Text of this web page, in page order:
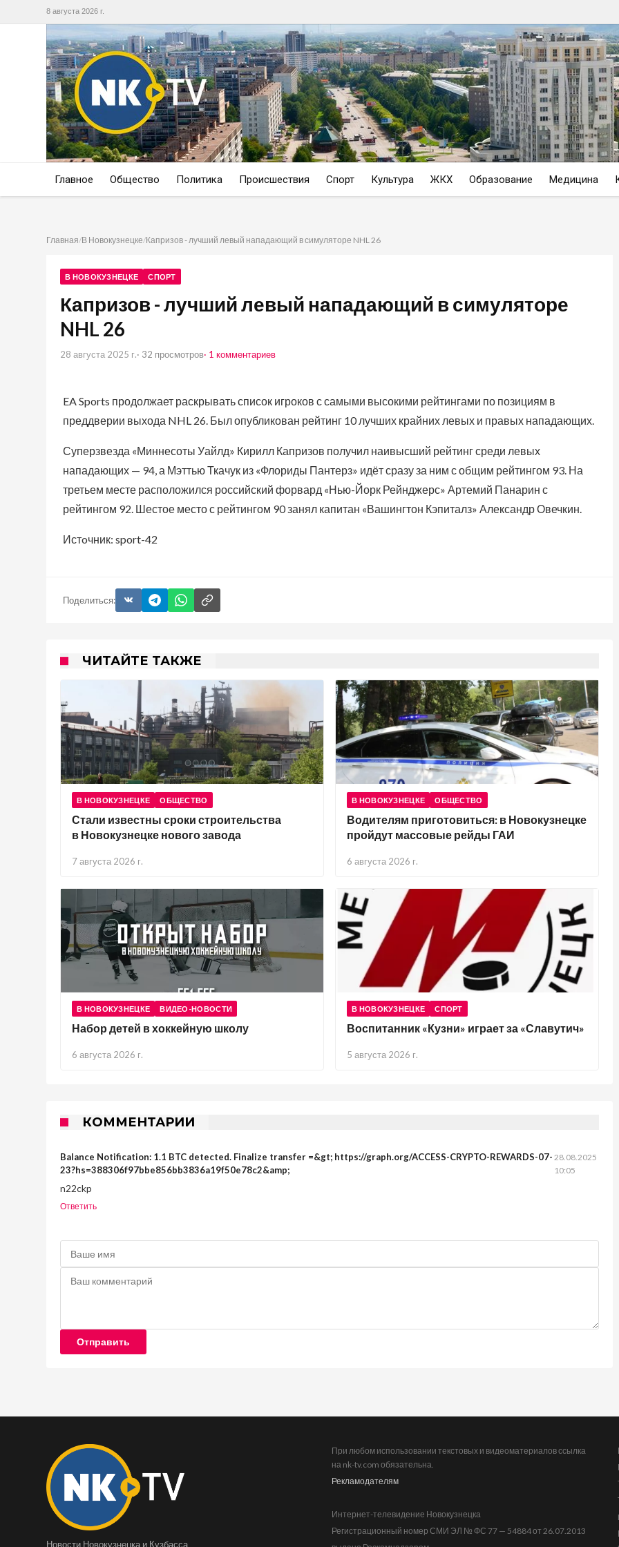
8 августа 2026 г.
Главное Общество Политика Происшествия Спорт Культура ЖКХ Образование Медицина
Главная/В Новокузнецке/Капризов - лучший левый нападающий в симуляторе NHL 26
В НОВОКУЗНЕЦКЕ СПОРТ
Капризов - лучший левый нападающий в симуляторе
NHL 26
28 августа 2025 г.· 32 просмотров· 1 комментариев
EA Sports продолжает раскрывать список игроков с самыми высокими рейтингами по позициям в
преддверии выхода NHL 26. Был опубликован рейтинг 10 лучших крайних левых и правых нападающих.
Суперзвезда «Миннесоты Уайлд» Кирилл Капризов получил наивысший рейтинг среди левых
нападающих — 94, а Мэттью Ткачук из «Флориды Пантерз» идёт сразу за ним с общим рейтингом 93. На
третьем месте расположился российский форвард «Нью-Йорк Рейнджерс» Артемий Панарин с
рейтингом 92. Шестое место с рейтингом 90 занял капитан «Вашингтон Кэпиталз» Александр Овечкин.
Истoчник: sport-42
Поделиться:
ЧИТАЙТЕ ТАКЖЕ
В НОВОКУЗНЕЦКЕ ОБЩЕСТВО
Стали известны сроки строительства
в Новокузнецке нового завода
7 августа 2026 г.
В НОВОКУЗНЕЦКЕ ОБЩЕСТВО
Водителям приготовиться: в Новокузнецке
пройдут массовые рейды ГАИ
6 августа 2026 г.
В НОВОКУЗНЕЦКЕ ВИДЕО-НОВОСТИ
Набор детей в хоккейную школу
6 августа 2026 г.
В НОВОКУЗНЕЦКЕ СПОРТ
Воспитанник «Кузни» играет за «Славутич»
5 августа 2026 г.
КОММЕНТАРИИ
Balance Notification: 1.1 BTC detected. Finalize transfer =&gt; https://graph.org/ACCESS-CRYPTO-REWARDS-07-
23?hs=388306f97bbe856bb3836a19f50e78c2&amp;
28.08.2025
10:05
n22ckp
Ответить
Отправить
Новости Новокузнецка и Кузбасса
При любом использовании текстовых и видеоматериалов ссылка
на nk-tv.com обязательна.
Рекламодателям
Интернет-телевидение Новокузнецка
Регистрационный номер СМИ ЭЛ № ФС 77 — 54884 от 26.07.2013